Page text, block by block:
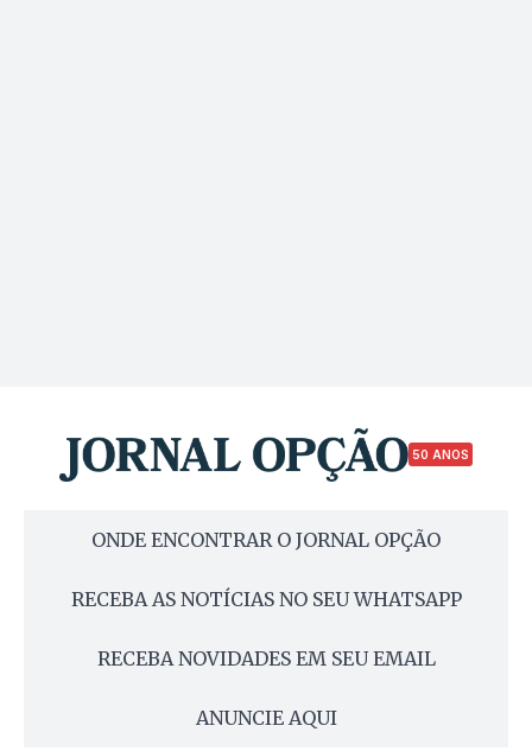
50 ANOS
ONDE ENCONTRAR O JORNAL OPÇÃO
RECEBA AS NOTÍCIAS NO SEU WHATSAPP
RECEBA NOVIDADES EM SEU EMAIL
ANUNCIE AQUI